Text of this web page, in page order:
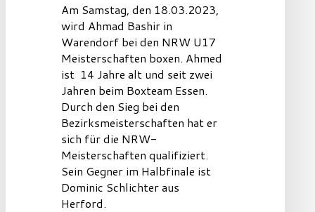
Am Samstag, den 18.03.2023,
wird Ahmad Bashir in
Warendorf bei den NRW U17
Meisterschaften boxen. Ahmed
ist 14 Jahre alt und seit zwei
Jahren beim Boxteam Essen.
Durch den Sieg bei den
Bezirksmeisterschaften hat er
sich für die NRW-
Meisterschaften qualifiziert.
Sein Gegner im Halbfinale ist
Dominic Schlichter aus
Herford.